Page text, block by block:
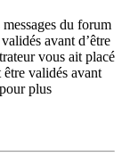
du forum
avant d’être
vous ait placé
être validés avant
plus